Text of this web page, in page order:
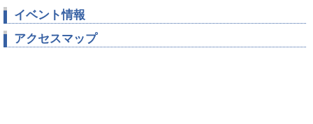
イベント情報
アクセスマップ